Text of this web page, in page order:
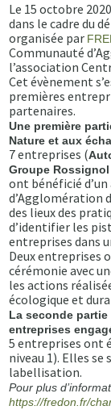
Le 15 octobre
dans le cadre du
organisée par
Communauté
l’association
Cet évènement
premières
partenaires.
Une première
Nature et aux
7 entreprises (
Groupe
ont bénéficié
d’Agglomération
des lieux des
d’identifier les
entreprises dans
Deux entreprises
cérémonie avec
les actions
écologique et
La seconde
entreprises
5 entreprises ont
niveau 1). Elles
labellisation.
Pour plus
https://fredon.fr/